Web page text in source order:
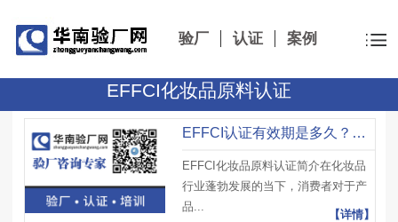
验厂 认证 案例
EFFCI化妆品原料认证
EFFCI认证有效期是多久？续期要求是什么？企业如何维持认证？
EFFCI化妆品原料认证简介在化妆品
行业蓬勃发展的当下，消费者对于产
品...
【详情】